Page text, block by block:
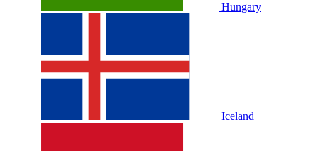
Hungary
Iceland